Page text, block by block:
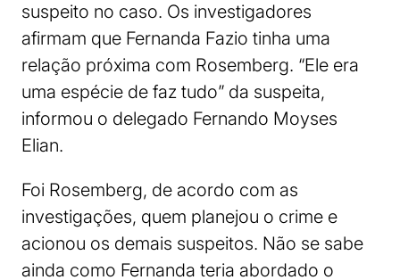
suspeito no caso. Os investigadores
afirmam que Fernanda Fazio tinha uma
relação próxima com Rosemberg. “Ele era
uma espécie de faz tudo” da suspeita,
informou o delegado Fernando Moyses
Elian.
Foi Rosemberg, de acordo com as
investigações, quem planejou o crime e
acionou os demais suspeitos. Não se sabe
ainda como Fernanda teria abordado o